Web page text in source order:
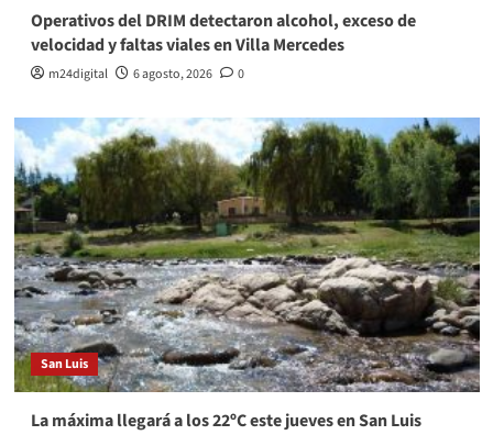
Operativos del DRIM detectaron alcohol, exceso de
velocidad y faltas viales en Villa Mercedes
m24digital 6 agosto, 2026 0
San Luis
La máxima llegará a los 22ºC este jueves en San Luis